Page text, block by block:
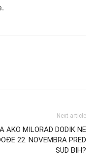
Next article
AKO MILORAD DODIK NE
22. NOVEMBRA PRED
SUD BIH?